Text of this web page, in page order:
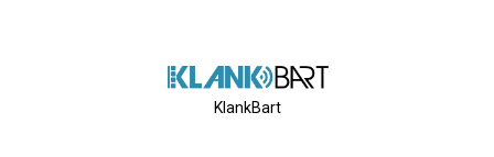
UBO-Register (!!)
KlankBart